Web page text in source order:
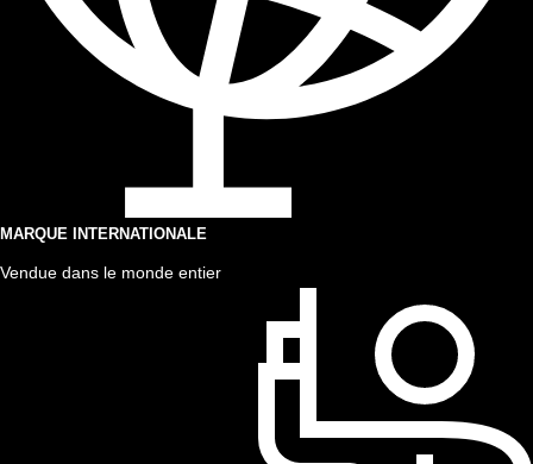
MARQUE INTERNATIONALE
Vendue dans le monde entier